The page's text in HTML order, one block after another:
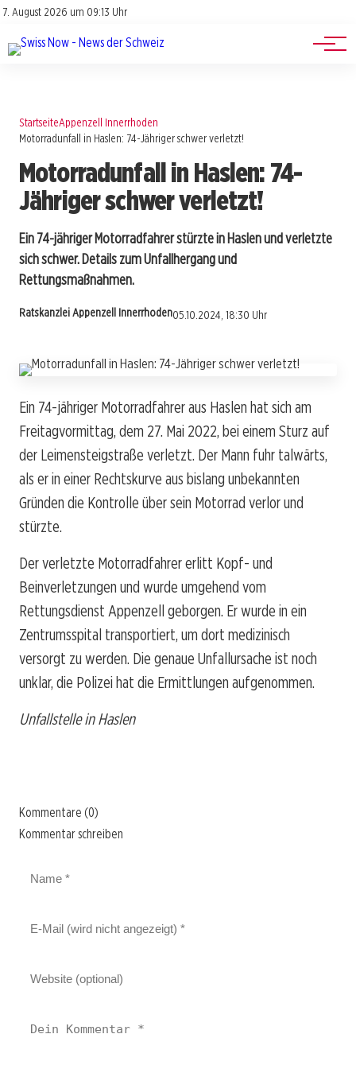
7. August 2026 um 09:13 Uhr
Impressum
Jobs
Events
StartseiteAppenzell Innerrhoden
Motorradunfall in Haslen: 74-Jähriger schwer verletzt!
Motorradunfall in Haslen: 74-
Jähriger schwer verletzt!
Ein 74-jähriger Motorradfahrer stürzte in Haslen und verletzte
sich schwer. Details zum Unfallhergang und
Rettungsmaßnahmen.
Ratskanzlei Appenzell Innerrhoden05.10.2024, 18:30 Uhr
Ein 74-jähriger Motorradfahrer aus Haslen hat sich am
Freitagvormittag, dem 27. Mai 2022, bei einem Sturz auf
der Leimensteigstraße verletzt. Der Mann fuhr talwärts,
als er in einer Rechtskurve aus bislang unbekannten
Gründen die Kontrolle über sein Motorrad verlor und
stürzte.
Der verletzte Motorradfahrer erlitt Kopf- und
Beinverletzungen und wurde umgehend vom
Rettungsdienst Appenzell geborgen. Er wurde in ein
Zentrumsspital transportiert, um dort medizinisch
versorgt zu werden. Die genaue Unfallursache ist noch
unklar, die Polizei hat die Ermittlungen aufgenommen.
Unfallstelle in Haslen
Kommentare (0)
Kommentar schreiben